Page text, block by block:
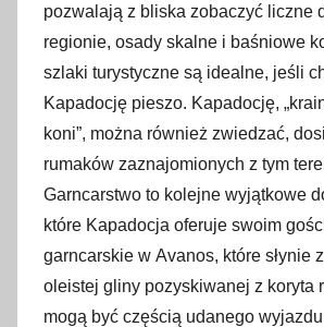
pozwalają z bliska zobaczyć liczne
regionie, osady skalne i baśniowe
szlaki turystyczne są idealne, jeśli
Kapadocję pieszo. Kapadocję,
koni”, można również zwiedzać,
rumaków zaznajomionych z tym
Garncarstwo to kolejne wyjątkowe
które Kapadocja oferuje swoim
garncarskie w Avanos, które słynie
oleistej gliny pozyskiwanej z koryta
mogą być częścią udanego